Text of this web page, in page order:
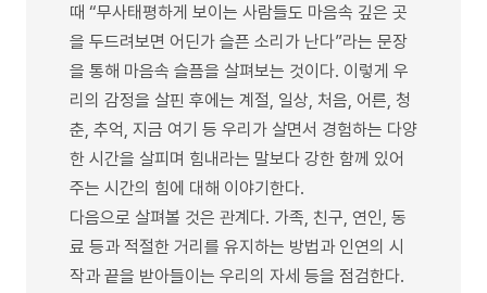
때 “무사태평하게 보이는 사람들도 마음속 깊은 곳
을 두드려보면 어딘가 슬픈 소리가 난다”라는 문장
을 통해 마음속 슬픔을 살펴보는 것이다. 이렇게 우
리의 감정을 살핀 후에는 계절, 일상, 처음, 어른, 청
춘, 추억, 지금 여기 등 우리가 살면서 경험하는 다양
한 시간을 살피며 힘내라는 말보다 강한 함께 있어
주는 시간의 힘에 대해 이야기한다.
다음으로 살펴볼 것은 관계다. 가족, 친구, 연인, 동
료 등과 적절한 거리를 유지하는 방법과 인연의 시
작과 끝을 받아들이는 우리의 자세 등을 점검한다.